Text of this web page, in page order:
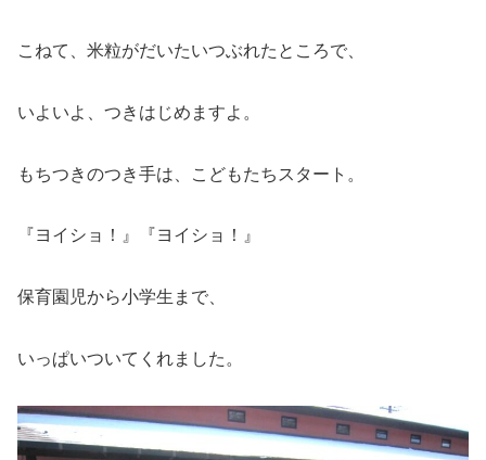
こねて、米粒がだいたいつぶれたところで、
いよいよ、つきはじめますよ。
もちつきのつき手は、こどもたちスタート。
『ヨイショ！』『ヨイショ！』
保育園児から小学生まで、
いっぱいついてくれました。